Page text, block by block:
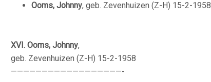
Ooms, Johnny, geb. Zevenhuizen (Z-H) 15-2-1958
XVI. Ooms, Johnny,
geb. Zevenhuizen (Z-H) 15-2-1958
——————————————————-